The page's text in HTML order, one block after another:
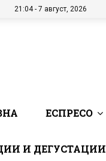
21:04 - 7 август, 2026
ЕСПРЕСО
И ДЕГУСТАЦИИ